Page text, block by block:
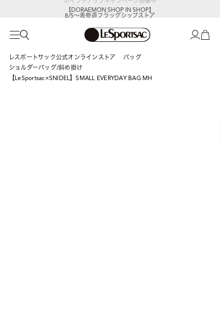
【DORAEMON SHOP IN SHOP】
8/5～表参道フラッグシップストア
レスポートサック公式オンラインストア
バッグ
ショルダーバッグ/斜め掛け
【LeSportsac×SNIDEL】SMALL EVERYDAY BAG MH